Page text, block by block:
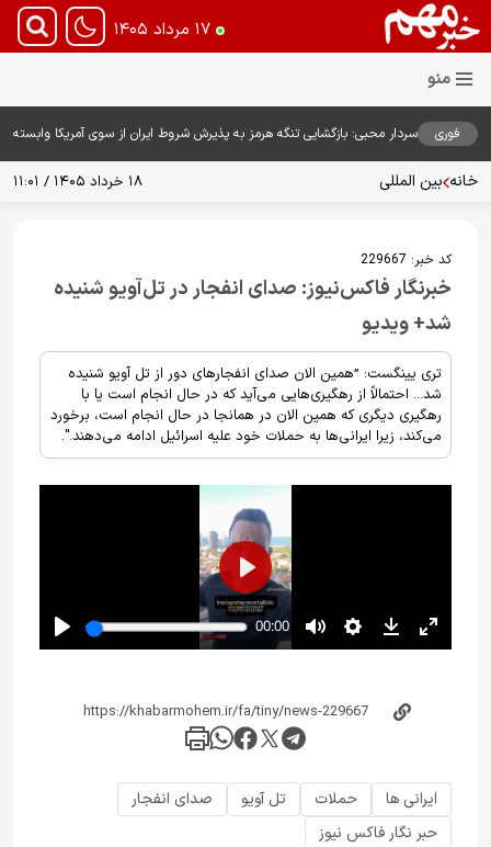
۱۷ مرداد ۱۴۰۵
فوری
سردار محبی: بازگشایی تنگه هرمز به پذیرش شروط ایران از سوی آمریکا وابسته
خانه بین المللی ۱۸ خرداد ۱۴۰۵ / ۱۱:۰۱
کد خبر: 229667
خبرنگار فاکس‌نیوز: صدای انفجار در تل‌آویو شنیده
شد+ ویدیو
تری یینگست: ”همین الان صدای انفجارهای دور از تل آویو شنیده
شد... احتمالاً از رهگیری‌هایی می‌آید که در حال انجام است یا با
رهگیری دیگری که همین الان در همانجا در حال انجام است، برخورد
می‌کند، زیرا ایرانی‌ها به حملات خود علیه اسرائیل ادامه می‌دهند.".
ایرانی ها حملات تل آویو
صدای انفجار
حبر نگار فاکس نیوز